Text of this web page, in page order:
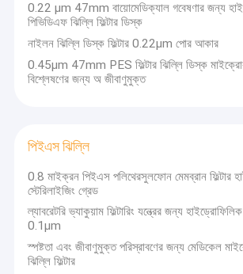
0.22 μm 47mm বায়োমেডিক্যাল গবেষণার জন্য
পিভিডিএফ ঝিল্লি ফিল্টার ডিস্ক
নাইলন ঝিল্লি ডিস্ক ফিল্টার 0.22μm পোর আকার
0.45μm 47mm PES ফিল্টার ঝিল্লি ডিস্ক
বিশ্লেষণের জন্য অ জীবাণুমুক্ত
পিইএস ঝিল্লি
0.8 মাইক্রন পিইএস পলিথেরসুলফোন মেমব্রান ফিল্টার
স্টেরিলাইজিং গ্রেড
ল্যাবরেটরি ভ্যাকুয়াম ফিল্টারিং যন্ত্রের জন্য
0.1μm
স্পষ্টতা এবং জীবাণুমুক্ত পরিস্রাবণের জন্য মেডিকেল
ঝিল্লি ফিল্টার